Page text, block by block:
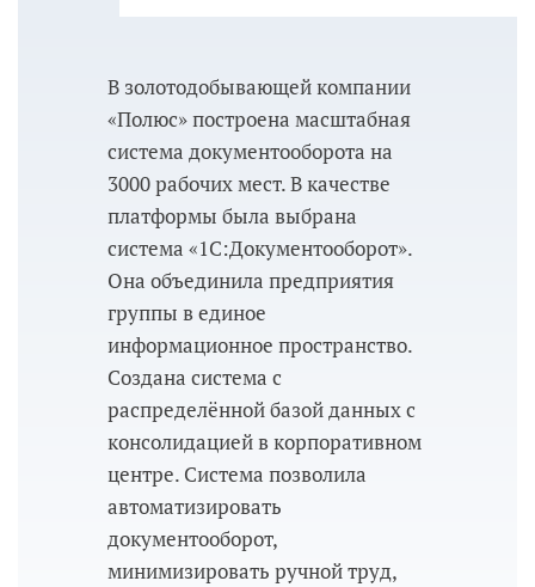
В золотодобывающей компании
«Полюс» построена масштабная
система документооборота на
3000 рабочих мест. В качестве
платформы была выбрана
система «1С:Документооборот».
Она объединила предприятия
группы в единое
информационное пространство.
Создана система с
распределённой базой данных с
консолидацией в корпоративном
центре. Система позволила
автоматизировать
документооборот,
минимизировать ручной труд,